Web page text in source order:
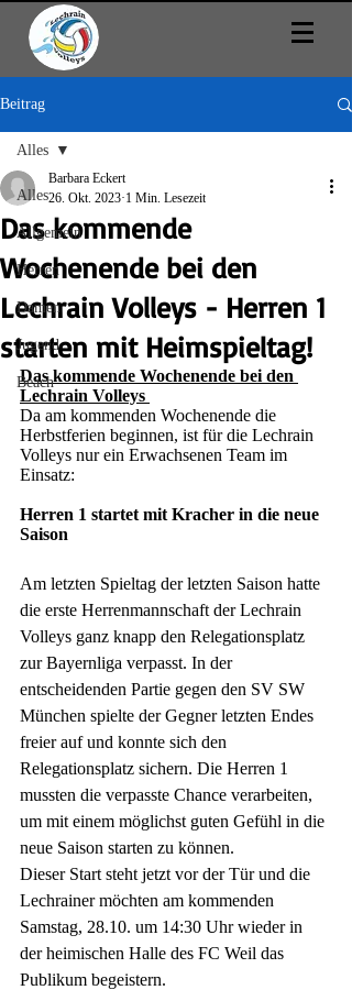
Beitrag
Alles
Allgemein
Herren
Damen
Jugend
Beach
Alles
Das kommende
Wochenende bei den
Lechrain Volleys - Herren 1
starten mit Heimspieltag!
Barbara Eckert
26. Okt. 2023 1 Min. Lesezeit
Das kommende Wochenende bei den
Lechrain Volleys
Da am kommenden Wochenende die
Herbstferien beginnen, ist für die Lechrain
Volleys nur ein Erwachsenen Team im
Einsatz:
Herren 1 startet mit Kracher in die neue
Saison
Am letzten Spieltag der letzten Saison hatte
die erste Herrenmannschaft der Lechrain
Volleys ganz knapp den Relegationsplatz
zur Bayernliga verpasst. In der
entscheidenden Partie gegen den SV SW
München spielte der Gegner letzten Endes
freier auf und konnte sich den
Relegationsplatz sichern. Die Herren 1
mussten die verpasste Chance verarbeiten,
um mit einem möglichst guten Gefühl in die
neue Saison starten zu können.
Dieser Start steht jetzt vor der Tür und die
Lechrainer möchten am kommenden
Samstag, 28.10. um 14:30 Uhr wieder in
der heimischen Halle des FC Weil das
Publikum begeistern.